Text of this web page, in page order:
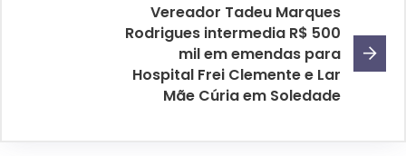
Vereador Tadeu Marques
Rodrigues intermedia R$ 500
mil em emendas para
Hospital Frei Clemente e Lar
Mãe Cúria em Soledade